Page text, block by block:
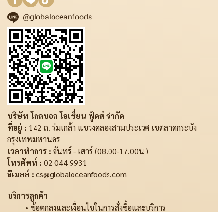
@globaloceanfoods
บริษัท โกลบอล โอเชี่ยน ฟู้ดส์ จำกัด
ที่อยู่ : 142 ถ. ร่มเกล้า แขวงคลองสามประเวศ เขตลาดกระบัง
กรุงเทพมหานคร
เวลาทำการ : จันทร์ - เสาร์ (08.00-17.00น.)
โทรศัพท์ : 02 044 9931
อีเมลล์ : cs@globaloceanfoods.com
บริการลูกค้า
ข้อตกลงและเงื่อนไขในการสั่งซื้อและบริการ